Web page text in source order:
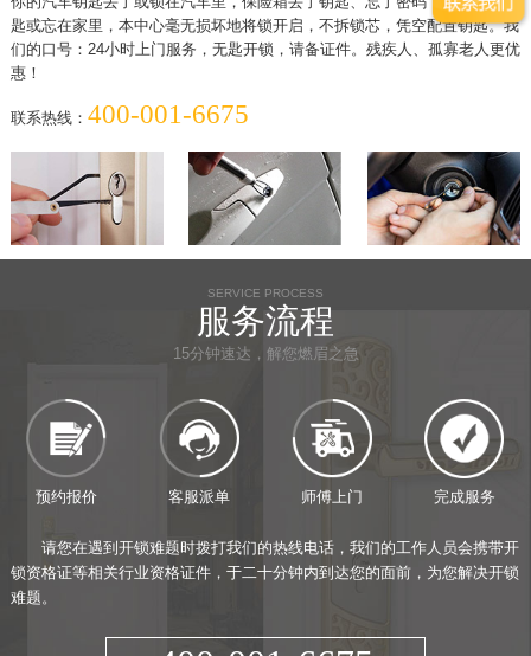
匙或忘在家里，本中心毫无损坏地将锁开启，不拆锁芯，凭空配置钥匙。我
们的口号：24小时上门服务，无匙开锁，请备证件。残疾人、孤寡老人更优
惠！
联系热线： 400-001-6675
SERVICE PROCESS
服务流程
15分钟速达，解您燃眉之急
预约报价 客服派单 师傅上门 完成服务
请您在遇到开锁难题时拨打我们的热线电话，我们的工作人员会携带开
锁资格证等相关行业资格证件，于二十分钟内到达您的面前，为您解决开锁
难题。